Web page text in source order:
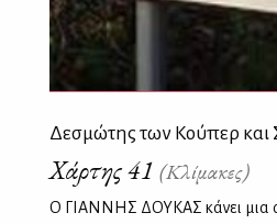
Δεσμώτης των Κούπερ και
Χάρτης 41 (Κλίμακες)
O ΓΙΑΝΝΗΣ ΔΟΥΚΑΣ κάνει μια